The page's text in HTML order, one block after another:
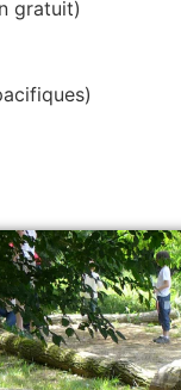
gratuit)